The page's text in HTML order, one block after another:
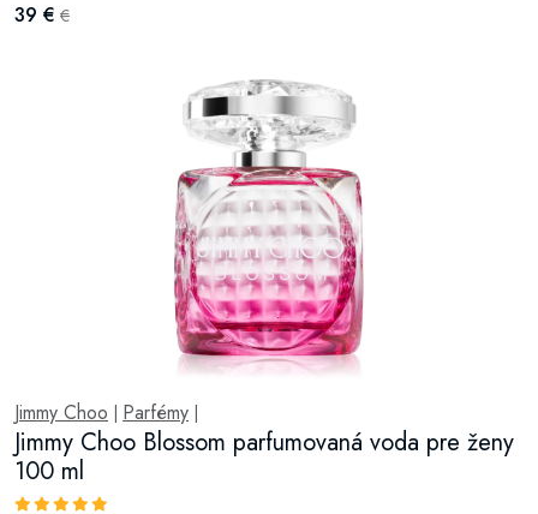
39 € €
Jimmy Choo Parfémy
Jimmy Choo Blossom parfumovaná voda pre ženy
100 ml